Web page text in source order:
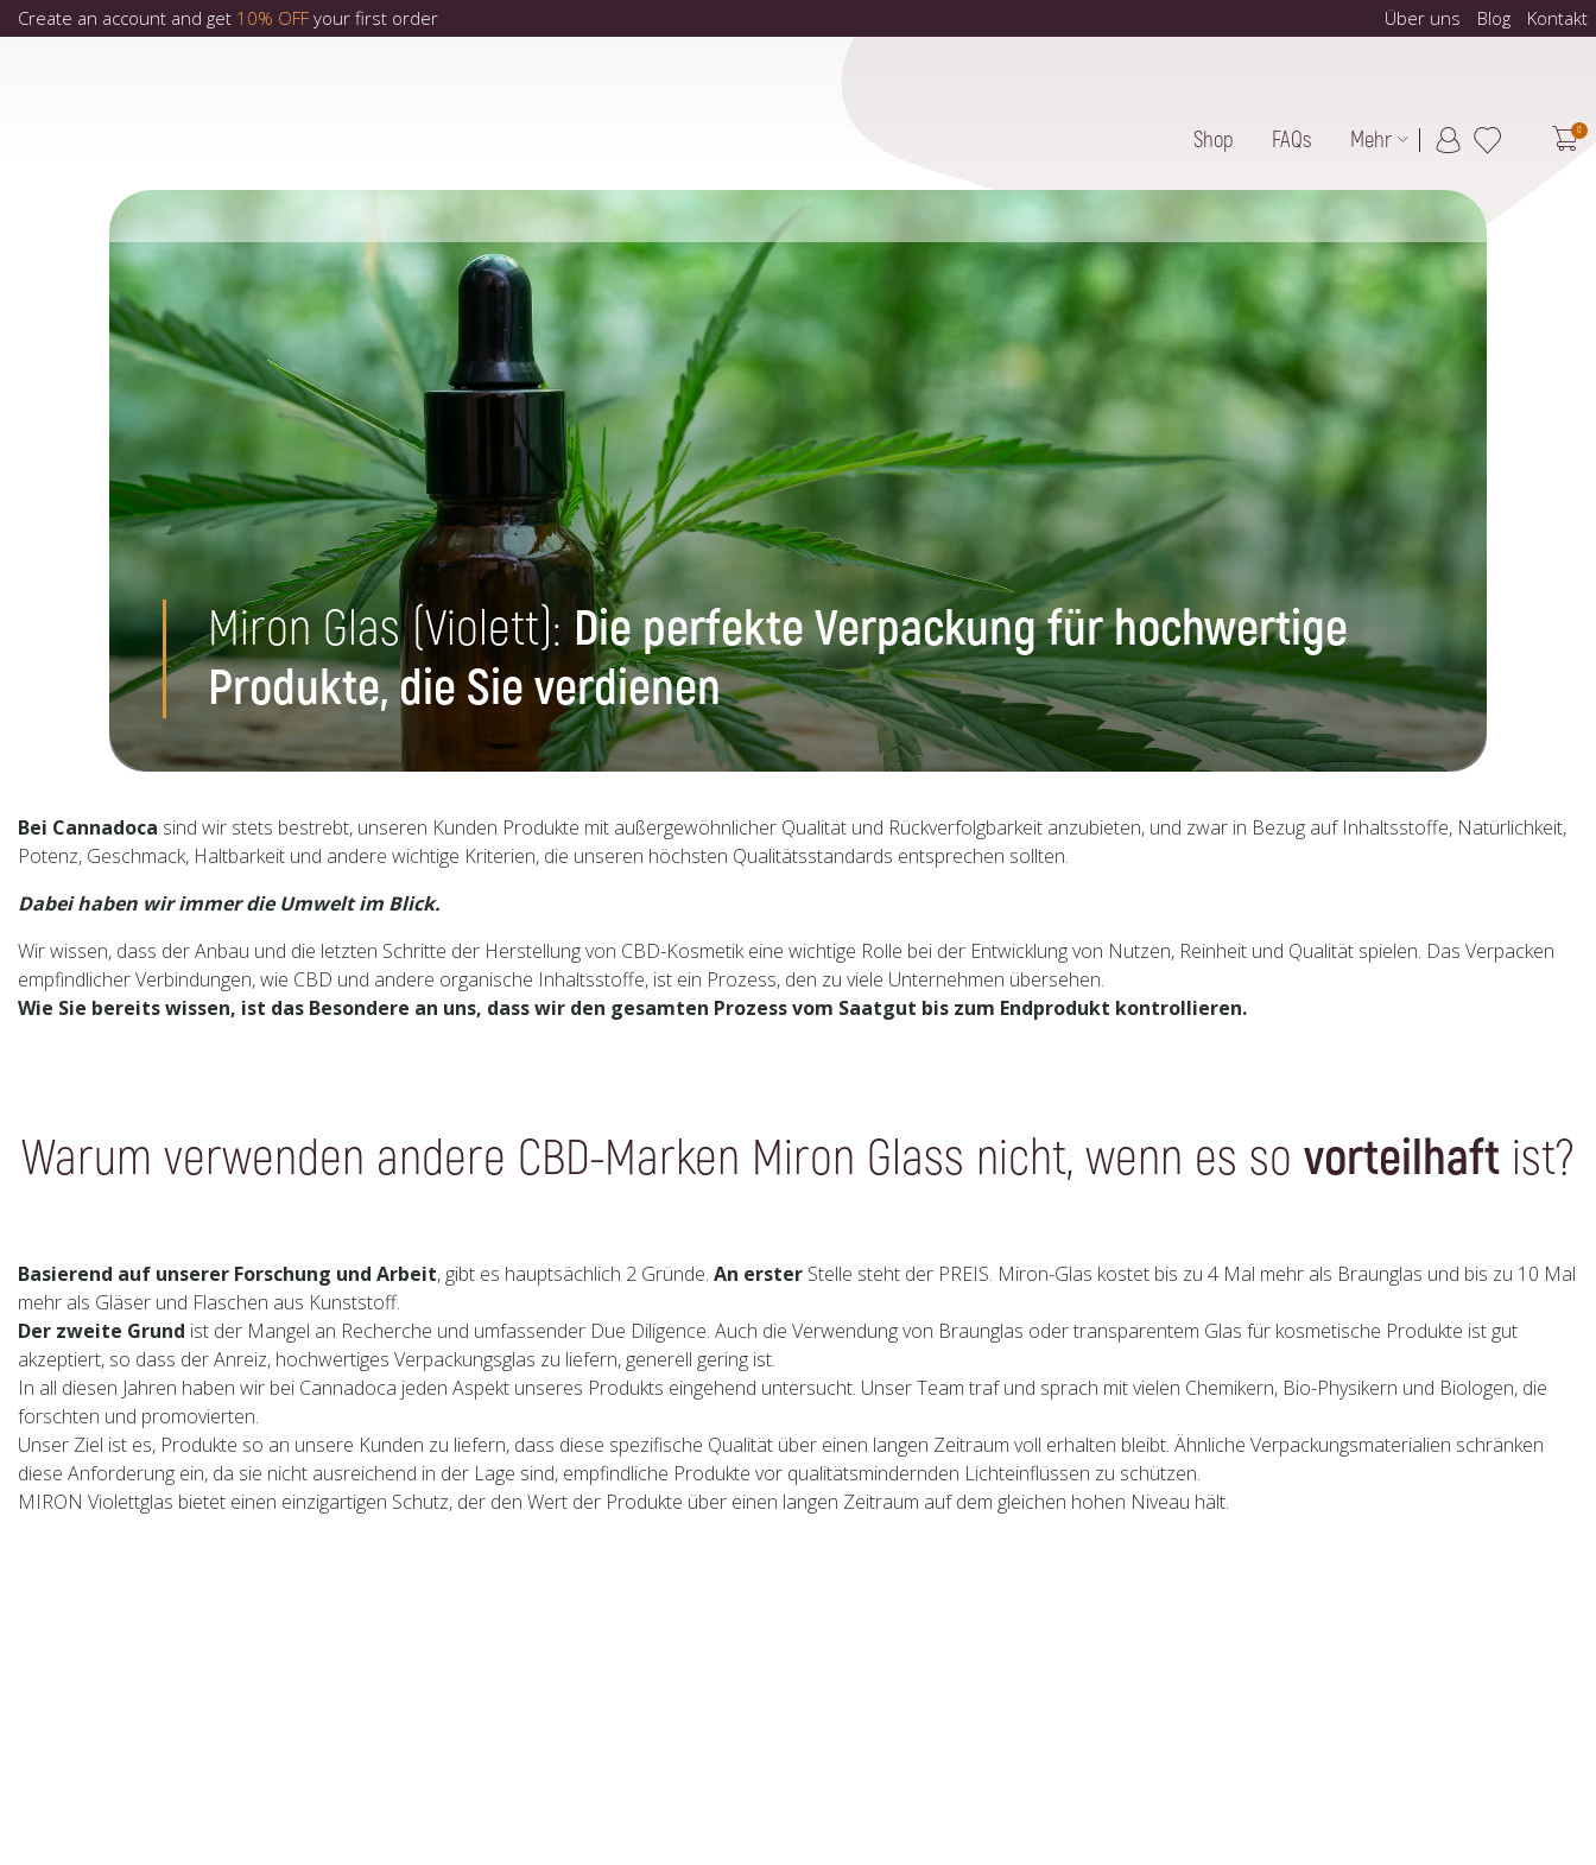
Create an account and get 10% OFF your first order Über uns Blog Kontakt
Shop FAQs Mehr 0
Miron Glas (Violett): Die perfekte Verpackung für hochwertige
Produkte, die Sie verdienen
Bei Cannadoca sind wir stets bestrebt, unseren Kunden Produkte mit außergewöhnlicher Qualität und Rückverfolgbarkeit anzubieten, und zwar in Bezug auf Inhaltsstoffe, Natürlichkeit,
Potenz, Geschmack, Haltbarkeit und andere wichtige Kriterien, die unseren höchsten Qualitätsstandards entsprechen sollten.
Dabei haben wir immer die Umwelt im Blick.
Wir wissen, dass der Anbau und die letzten Schritte der Herstellung von CBD-Kosmetik eine wichtige Rolle bei der Entwicklung von Nutzen, Reinheit und Qualität spielen. Das Verpacken
empfindlicher Verbindungen, wie CBD und andere organische Inhaltsstoffe, ist ein Prozess, den zu viele Unternehmen übersehen.
Wie Sie bereits wissen, ist das Besondere an uns, dass wir den gesamten Prozess vom Saatgut bis zum Endprodukt kontrollieren.
Warum verwenden andere CBD-Marken Miron Glass nicht, wenn es so vorteilhaft ist?
Basierend auf unserer Forschung und Arbeit, gibt es hauptsächlich 2 Gründe. An erster Stelle steht der PREIS. Miron-Glas kostet bis zu 4 Mal mehr als Braunglas und bis zu 10 Mal
mehr als Gläser und Flaschen aus Kunststoff.
Der zweite Grund ist der Mangel an Recherche und umfassender Due Diligence. Auch die Verwendung von Braunglas oder transparentem Glas für kosmetische Produkte ist gut
akzeptiert, so dass der Anreiz, hochwertiges Verpackungsglas zu liefern, generell gering ist.
In all diesen Jahren haben wir bei Cannadoca jeden Aspekt unseres Produkts eingehend untersucht. Unser Team traf und sprach mit vielen Chemikern, Bio-Physikern und Biologen, die
forschten und promovierten.
Unser Ziel ist es, Produkte so an unsere Kunden zu liefern, dass diese spezifische Qualität über einen langen Zeitraum voll erhalten bleibt. Ähnliche Verpackungsmaterialien schränken
diese Anforderung ein, da sie nicht ausreichend in der Lage sind, empfindliche Produkte vor qualitätsmindernden Lichteinflüssen zu schützen.
MIRON Violettglas bietet einen einzigartigen Schutz, der den Wert der Produkte über einen langen Zeitraum auf dem gleichen hohen Niveau hält.